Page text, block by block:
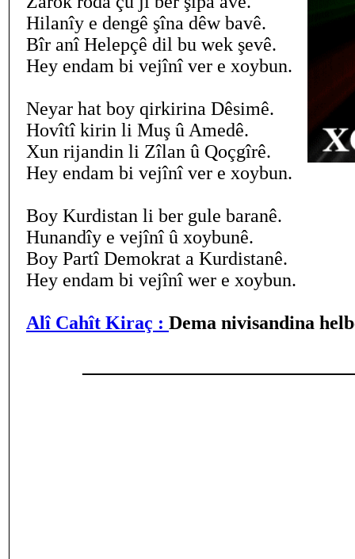
Hilanîy e dengê şîna dêw bavê.
Bîr anî Helepçê dil bu wek şevê.
Hey endam bi vejînî ver e xoybun.
Neyar hat boy qirkirina Dêsimê.
Hovîtî kirin li Muş û Amedê.
Xun rijandin li Zîlan û Qoçgîrê.
Hey endam bi vejînî ver e xoybun.
Boy Kurdistan li ber gule baranê.
Hunandîy e vejînî û xoybunê.
Boy Partî Demokrat a Kurdistanê.
Hey endam bi vejînî wer e xoybun.
Alî Cahît Kiraç : Dema nivisandina